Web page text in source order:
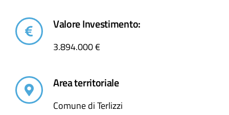
Valore Investimento:
3.894.000 €
Area territoriale
Comune di Terlizzi